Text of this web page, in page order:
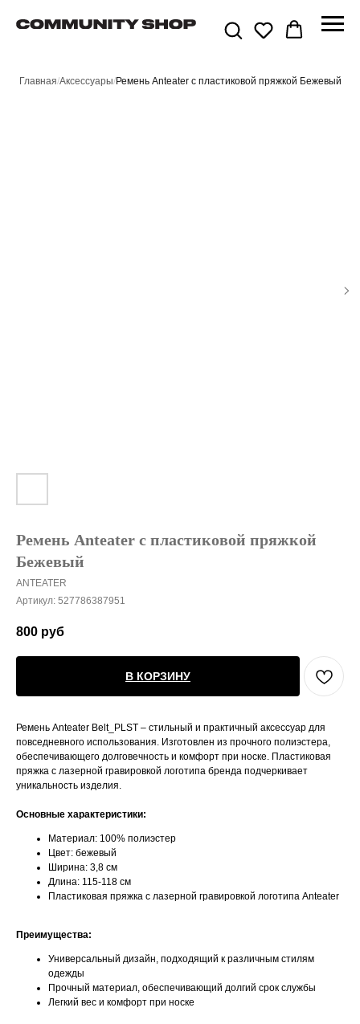
Главная/Аксессуары/Ремень Anteater с пластиковой пряжкой Бежевый
Ремень Anteater с пластиковой пряжкой
Бежевый
ANTEATER
Артикул: 527786387951
800 руб
В КОРЗИНУ
Ремень Anteater Belt_PLST – стильный и практичный аксессуар для
повседневного использования. Изготовлен из прочного полиэстера,
обеспечивающего долговечность и комфорт при носке. Пластиковая
пряжка с лазерной гравировкой логотипа бренда подчеркивает
уникальность изделия.
Основные характеристики:
Материал: 100% полиэстер
Цвет: бежевый
Ширина: 3,8 см
Длина: 115-118 см
Пластиковая пряжка с лазерной гравировкой логотипа Anteater
Преимущества:
Универсальный дизайн, подходящий к различным стилям
одежды
Прочный материал, обеспечивающий долгий срок службы
Легкий вес и комфорт при носке